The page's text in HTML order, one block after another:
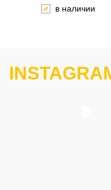
в наличии